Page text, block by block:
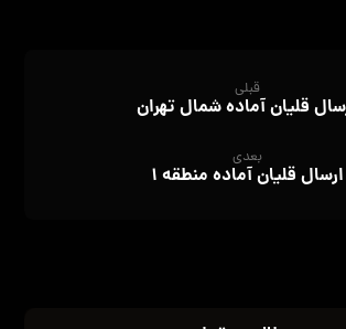
قبلی
قلیان آماده شمال تهران
بعدی
ارسال قلیان آماده منطقه ۱